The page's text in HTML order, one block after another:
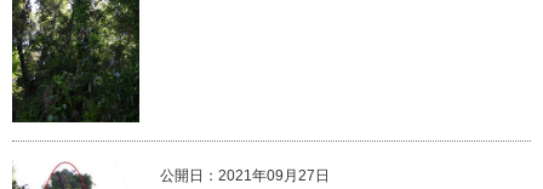
公開日：2021年09月27日